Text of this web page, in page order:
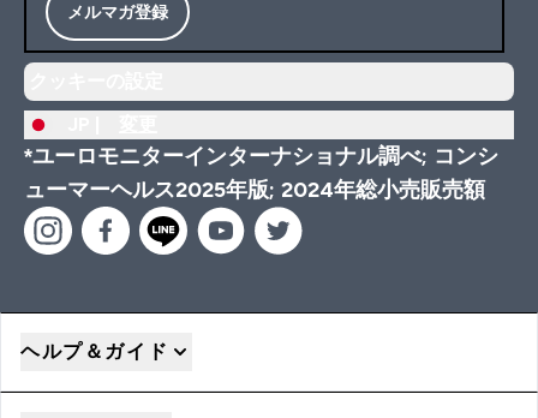
メルマガ登録
*ユーロモニターインターナショナル調べ; コンシ
ューマーヘルス2025年版; 2024年総小売販売額
ヘルプ＆ガイド